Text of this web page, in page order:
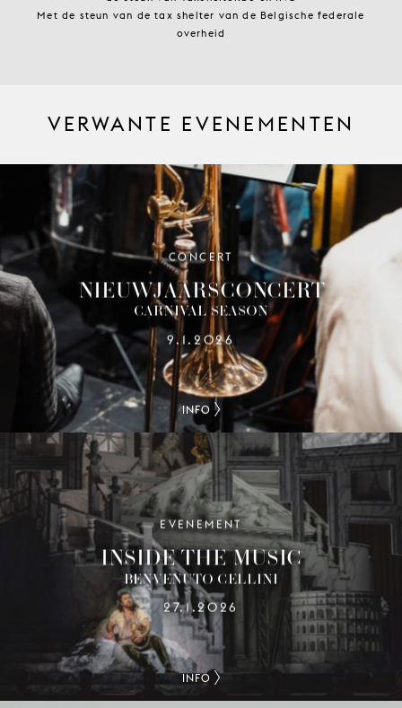
Met de steun van de tax shelter van de Belgische federale
overheid
VERWANTE EVENEMENTEN
CONCERT
NIEUWJAARSCONCERT
CARNIVAL SEASON
9.1.2026
INFO
EVENEMENT
INSIDE THE MUSIC
BENVENUTO CELLINI
27.1.2026
INFO